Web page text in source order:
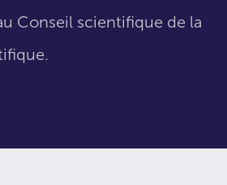
Conseil scientifique de la